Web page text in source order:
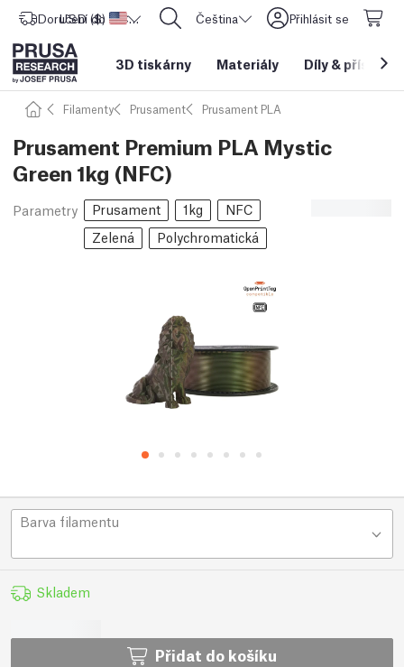
Doručení do Spojené státy americké
USD ($) CORE One L: Nyní skladem! Čeština Přihlásit se
3D tiskárny Materiály Díly &
Filamenty Prusament Prusament PLA
Prusament Premium PLA Mystic
Green 1kg (NFC)
Parametry Prusament 1kg
NFC
Zelená
Polychromatická
Barva filamentu
Skladem
Přidat do košíku